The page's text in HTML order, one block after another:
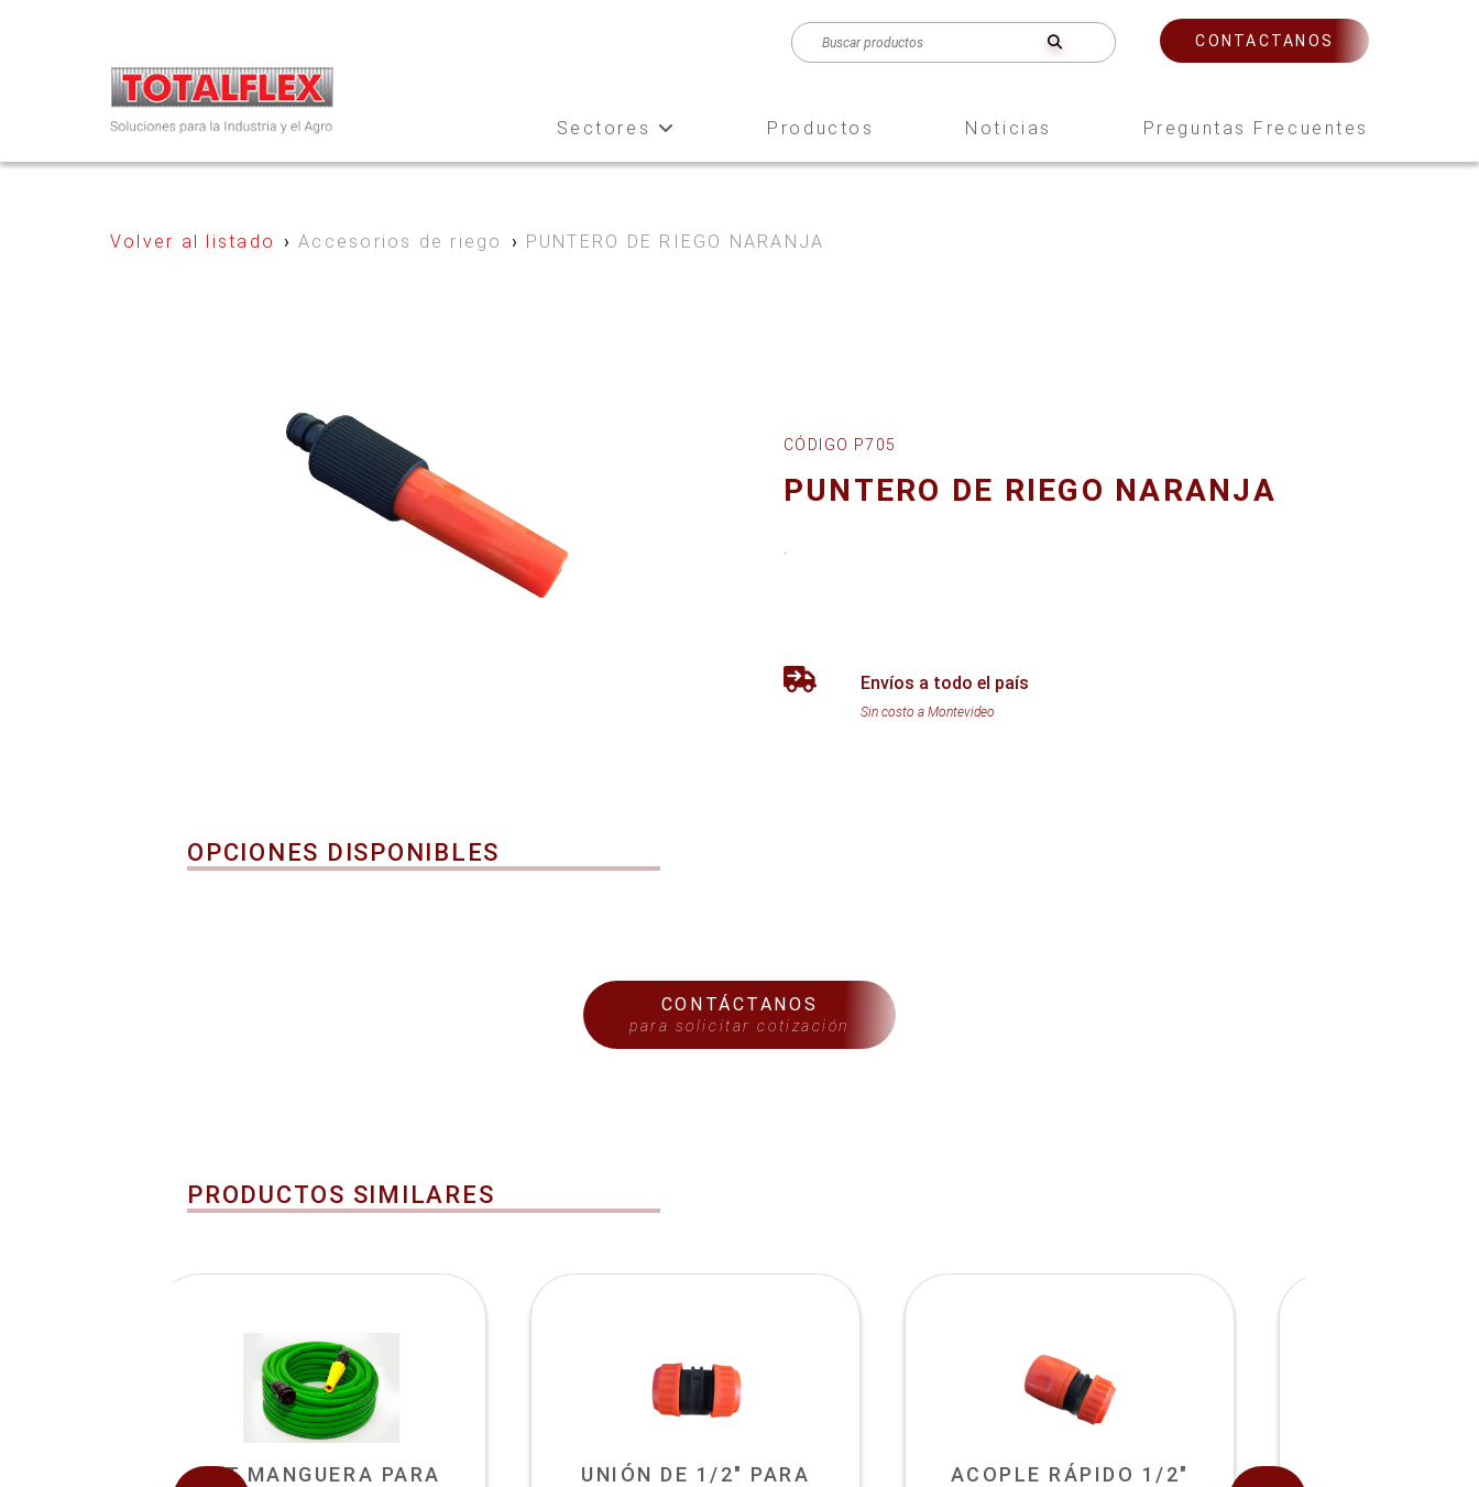
CONTACTANOS
Sectores Productos Noticias Preguntas Frecuentes
Volver al listado ›Accesorios de riego › PUNTERO DE RIEGO NARANJA
CÓDIGO P705
PUNTERO DE RIEGO NARANJA
Envíos a todo el país
Sin costo a Montevideo
OPCIONES DISPONIBLES
CONTÁCTANOS
para solicitar cotización
PRODUCTOS SIMILARES
KIT MANGUERA PARA
UNIÓN DE 1/2" PARA
ACOPLE RÁPIDO 1/2"